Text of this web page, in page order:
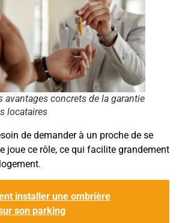
avantages concrets de la garantie
locataires
de demander à un proche de se
joue ce rôle, ce qui facilite grandement
installer une ombrière
son parking